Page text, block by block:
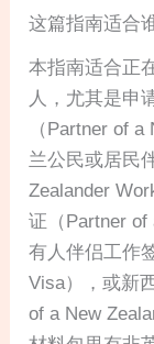
这篇指南适合
本指南适合正
人，尤其是申
（Partner of
兰公民或居民
Zealander
证（Partner
有人伴侣工作
Visa），或新
of a New